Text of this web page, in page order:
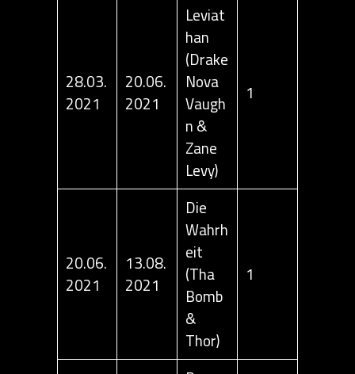
28.03.
2021
20.06.
2021
Leviat
han
(Drake
Nova
Vaugh
n &
Zane
Levy)
1
20.06.
2021
13.08.
2021
Die
Wahrh
eit
(Tha
Bomb
&
Thor)
1